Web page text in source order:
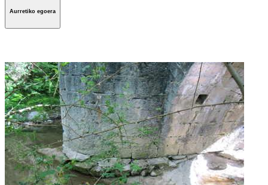
Aurretiko egoera